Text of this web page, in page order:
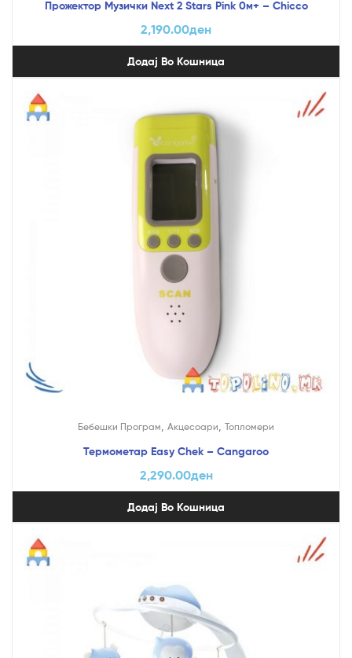
Прожектор Музички Next 2 Stars Pink 0м+ – Chicco
2,190.00ден
Додај Во Кошница
Бебешки Програм Акцесоари Топломери
Термометар Easy Chek – Cangaroo
2,290.00ден
Додај Во Кошница